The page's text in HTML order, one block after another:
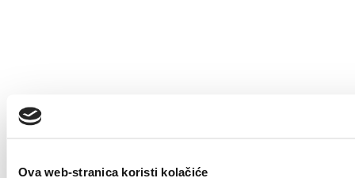
Ova web-stranica koristi kolačiće